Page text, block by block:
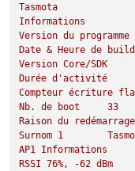
Tasmota
Informations
Version du programme
Date & Heure de build
Version Core/SDK
Durée d'activité
Compteur écriture
Nb.
de boot
33
Raison du redémarrage
Surnom 1
AP1 Informations
RSSI 76%, -62 dBm